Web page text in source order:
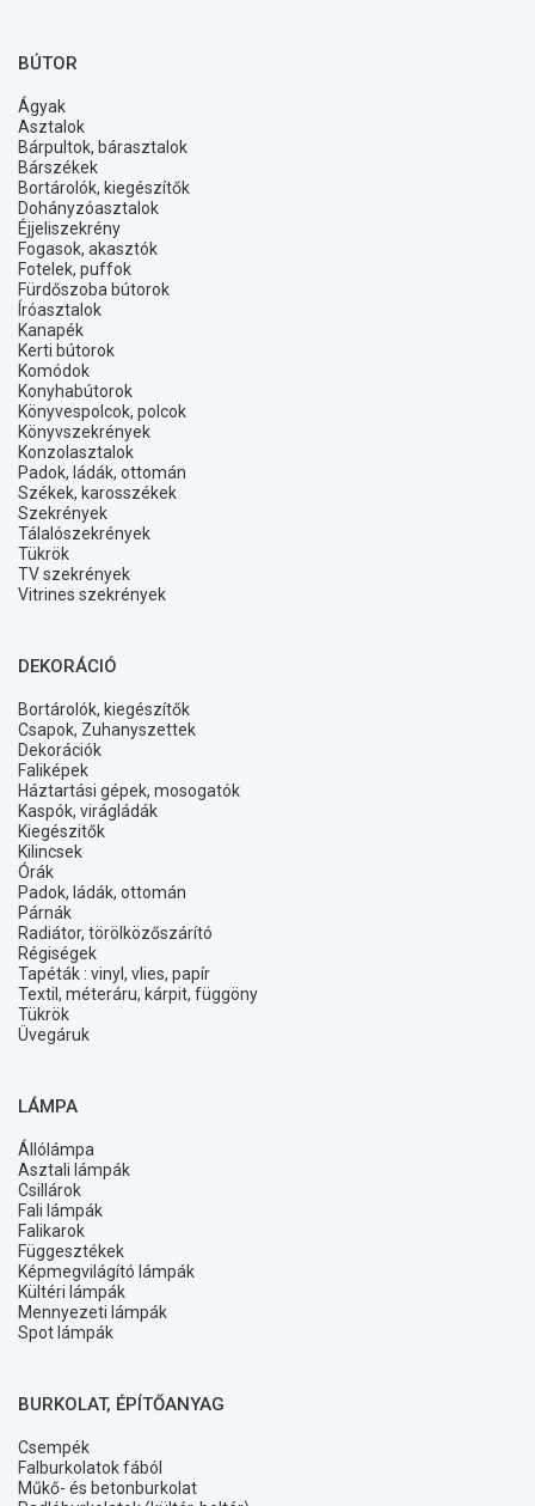
BÚTOR
Ágyak
Asztalok
Bárpultok, bárasztalok
Bárszékek
Bortárolók, kiegészítők
Dohányzóasztalok
Éjjeliszekrény
Fogasok, akasztók
Fotelek, puffok
Fürdőszoba bútorok
Íróasztalok
Kanapék
Kerti bútorok
Komódok
Konyhabútorok
Könyvespolcok, polcok
Könyvszekrények
Konzolasztalok
Padok, ládák, ottomán
Székek, karosszékek
Szekrények
Tálalószekrények
Tükrök
TV szekrények
Vitrines szekrények
DEKORÁCIÓ
Bortárolók, kiegészítők
Csapok, Zuhanyszettek
Dekorációk
Faliképek
Háztartási gépek, mosogatók
Kaspók, virágládák
Kiegészitők
Kilincsek
Órák
Padok, ládák, ottomán
Párnák
Radiátor, törölközőszárító
Régiségek
Tapéták : vinyl, vlies, papír
Textil, méteráru, kárpit, függöny
Tükrök
Üvegáruk
LÁMPA
Állólámpa
Asztali lámpák
Csillárok
Fali lámpák
Falikarok
Függesztékek
Képmegvilágító lámpák
Kültéri lámpák
Mennyezeti lámpák
Spot lámpák
BURKOLAT, ÉPÍTŐANYAG
Csempék
Falburkolatok fából
Műkő- és betonburkolat